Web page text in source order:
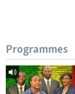
Programmes